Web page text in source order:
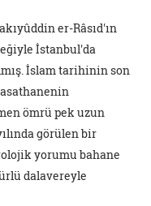
er-Râsıd'ın
İstanbul'da
İslam tarihinin son
ömrü pek uzun
görülen bir
yorumu bahane
dalavereyle